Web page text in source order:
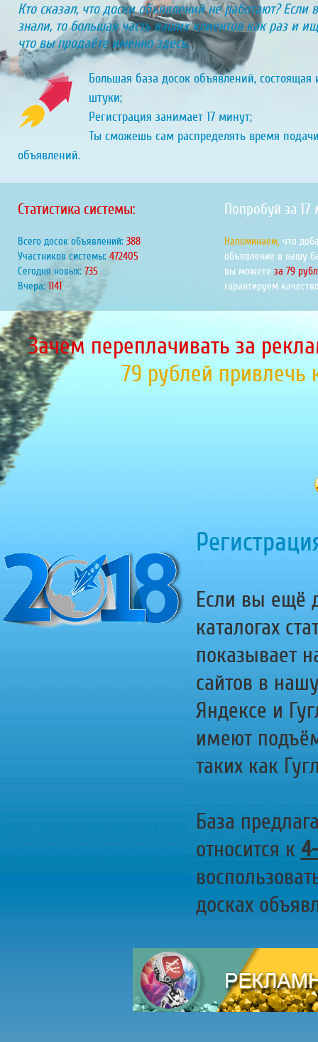
Кто сказал, что доски объявлений не работают? Если
знали, то большая часть ваших клиентов как раз и
что вы продаёте именно здесь.
Большая база досок объявлений, состоящая
штуки;
Регистрация занимает 17 минут;
Ты сможешь сам распределять время
объявлений.
Статистика системы:
Всего досок объявлений: 440
Участников системы: 535667
Сегодня новых: 834
Вчера: 1294
Попробуй за 17
Напоминаем, что
объявление в нашу
вы можете за 79
гарантируем
Зачем переплачивать за
79 рублей
Если вы ещё
каталогах
показывает
сайтов в
Яндексе и
имеют
таких как
База
относится к
досках